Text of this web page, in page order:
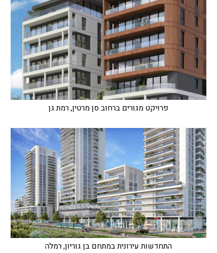
פרויקט מגורים ברחוב סן מרטין, רמת גן
התחדשות עירונית במתחם בן גוריון, רמלה